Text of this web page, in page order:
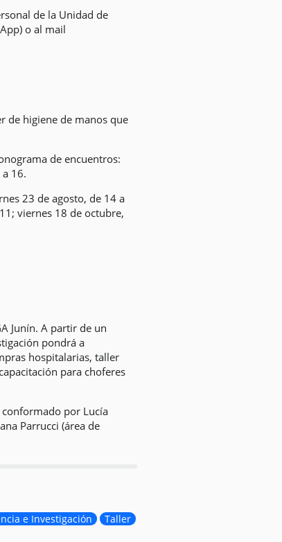
de la Unidad de
o al mail
de higiene de manos que
de encuentros:
16.
23 de agosto, de 14 a
viernes 18 de octubre,
Junín. A partir de un
pondrá a
hospitalarias, taller
para choferes
conformado por Lucía
Parrucci (área de
e Investigación Taller